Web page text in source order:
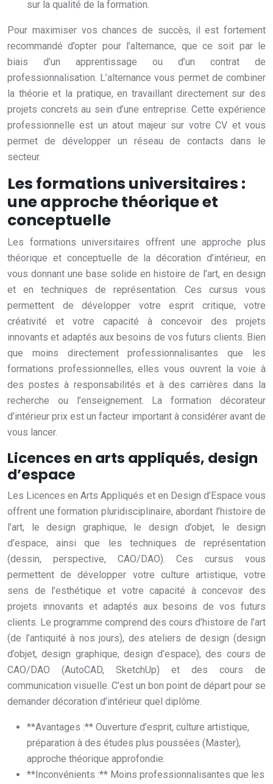
sur la qualité de la formation.
Pour maximiser vos chances de succès, il est fortement
recommandé d’opter pour l’alternance, que ce soit par le
biais d’un apprentissage ou d’un contrat de
professionnalisation. L’alternance vous permet de combiner
la théorie et la pratique, en travaillant directement sur des
projets concrets au sein d’une entreprise. Cette expérience
professionnelle est un atout majeur sur votre CV et vous
permet de développer un réseau de contacts dans le
secteur.
Les formations universitaires :
une approche théorique et
conceptuelle
Les formations universitaires offrent une approche plus
théorique et conceptuelle de la décoration d’intérieur, en
vous donnant une base solide en histoire de l’art, en design
et en techniques de représentation. Ces cursus vous
permettent de développer votre esprit critique, votre
créativité et votre capacité à concevoir des projets
innovants et adaptés aux besoins de vos futurs clients. Bien
que moins directement professionnalisantes que les
formations professionnelles, elles vous ouvrent la voie à
des postes à responsabilités et à des carrières dans la
recherche ou l’enseignement. La formation décorateur
d’intérieur prix est un facteur important à considérer avant de
vous lancer.
Licences en arts appliqués, design
d’espace
Les Licences en Arts Appliqués et en Design d’Espace vous
offrent une formation pluridisciplinaire, abordant l’histoire de
l’art, le design graphique, le design d’objet, le design
d’espace, ainsi que les techniques de représentation
(dessin, perspective, CAO/DAO). Ces cursus vous
permettent de développer votre culture artistique, votre
sens de l’esthétique et votre capacité à concevoir des
projets innovants et adaptés aux besoins de vos futurs
clients. Le programme comprend des cours d’histoire de l’art
(de l’antiquité à nos jours), des ateliers de design (design
d’objet, design graphique, design d’espace), des cours de
CAO/DAO (AutoCAD, SketchUp) et des cours de
communication visuelle. C’est un bon point de départ pour se
demander décoration d’intérieur quel diplôme.
**Avantages :** Ouverture d’esprit, culture artistique,
préparation à des études plus poussées (Master),
approche théorique approfondie.
**Inconvénients :** Moins professionnalisantes que les